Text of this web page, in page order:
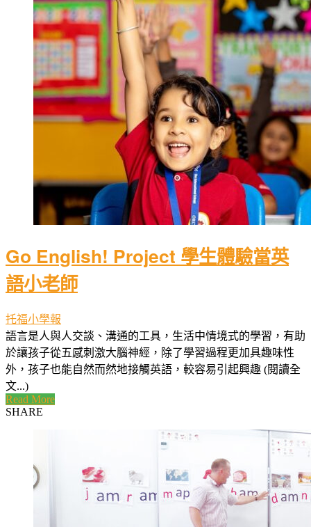
Go English! Project 學生體驗當英
語小老師
托福小學報
語言是人與人交談、溝通的工具，生活中情境式的學習，有助
於讓孩子從五感刺激大腦神經，除了學習過程更加具趣味性
外，孩子也能自然而然地接觸英語，較容易引起興趣 (閱讀全
文...)
Read More
SHARE